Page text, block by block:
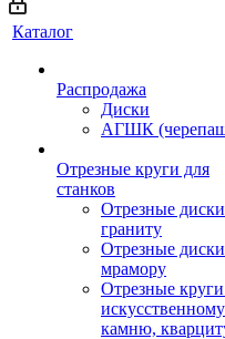
Каталог
Распродажа
Диски
АГШК
Отрезные круги для
станков
Отрезные
граниту
Отрезные
мрамору
Отрезные
искусственному
камню,